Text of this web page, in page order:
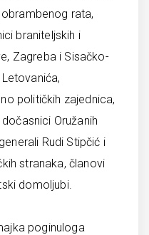
rata,
braniteljskih i
Zagreba i Sisačko-
političkih zajednica,
Oružanih
Rudi Stipčić i
stranaka, članovi
domoljubi.
poginuloga